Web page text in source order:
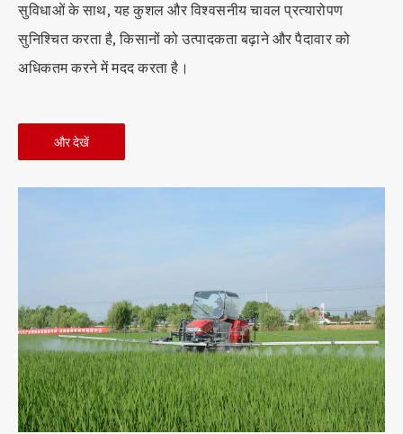
सुविधाओं के साथ, यह कुशल और विश्वसनीय चावल प्रत्यारोपण
सुनिश्चित करता है, किसानों को उत्पादकता बढ़ाने और पैदावार को
अधिकतम करने में मदद करता है।
और देखें